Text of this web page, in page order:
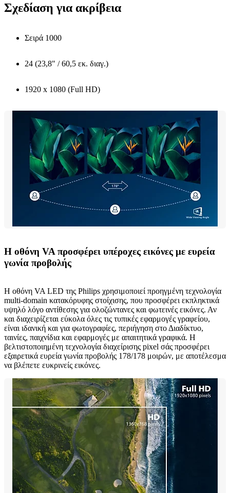
Σχεδίαση για ακρίβεια
Σειρά 1000
24 (23,8" / 60,5 εκ. διαγ.)
1920 x 1080 (Full HD)
Η οθόνη VA προσφέρει υπέροχες εικόνες με ευρεία
γωνία προβολής
Η οθόνη VA LED της Philips χρησιμοποιεί προηγμένη τεχνολογία
multi-domain κατακόρυφης στοίχισης, που προσφέρει εκπληκτικά
υψηλό λόγο αντίθεσης για ολοζώντανες και φωτεινές εικόνες. Αν
και διαχειρίζεται εύκολα όλες τις τυπικές εφαρμογές γραφείου,
είναι ιδανική και για φωτογραφίες, περιήγηση στο Διαδίκτυο,
ταινίες, παιχνίδια και εφαρμογές με απαιτητικά γραφικά. Η
βελτιστοποιημένη τεχνολογία διαχείρισης pixel σάς προσφέρει
εξαιρετικά ευρεία γωνία προβολής 178/178 μοιρών, με αποτέλεσμα
να βλέπετε ευκρινείς εικόνες.